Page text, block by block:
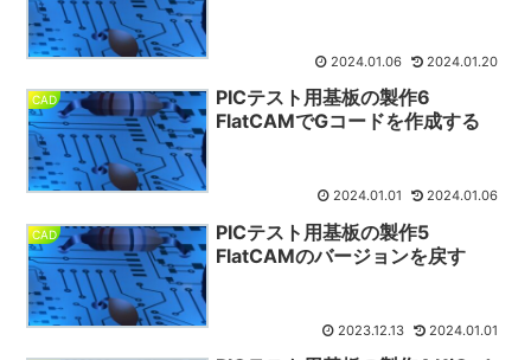
2024.01.06 2024.01.20
CAD
PICテスト用基板の製作6
FlatCAMでGコードを作成する
2024.01.01 2024.01.06
CAD
PICテスト用基板の製作5
FlatCAMのバージョンを戻す
2023.12.13 2024.01.01